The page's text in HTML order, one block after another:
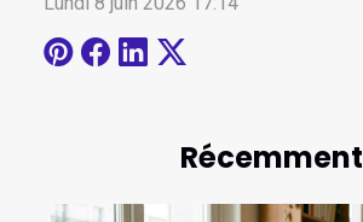
Récemment